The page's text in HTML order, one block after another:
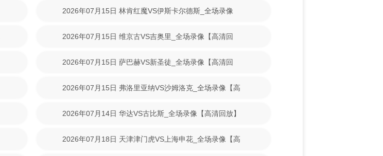
2026年07月15日 林肯红魔VS伊斯卡尔德斯_全场录像
2026年07月15日 维京古VS吉奥里_全场录像【高清回
2026年07月15日 萨巴赫VS新圣徒_全场录像【高清回
2026年07月15日 弗洛里亚纳VS沙姆洛克_全场录像【高
2026年07月14日 华达VS古比斯_全场录像【高清回放】
2026年07月18日 天津津门虎VS上海申花_全场录像【高